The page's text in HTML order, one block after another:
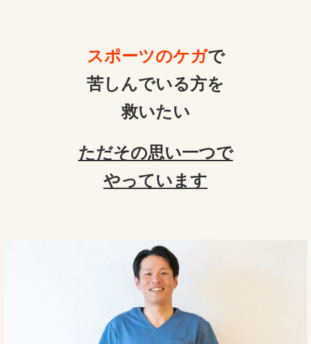
スポーツのケガで
苦しんでいる方を
救いたい
ただその思い一つで
やっています